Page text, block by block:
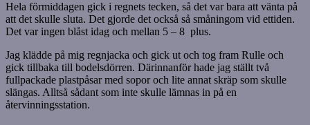
Hela förmiddagen gick i regnets tecken, så det var bara att vänta på
att det skulle sluta. Det gjorde det också så småningom vid ettiden.
Det var ingen blåst idag och mellan 5 – 8 plus.
Jag klädde på mig regnjacka och gick ut och tog fram Rulle och
gick tillbaka till bodelsdörren. Därinnanför hade jag ställt två
fullpackade plastpåsar med sopor och lite annat skräp som skulle
slängas. Alltså sådant som inte skulle lämnas in på en
återvinningsstation.